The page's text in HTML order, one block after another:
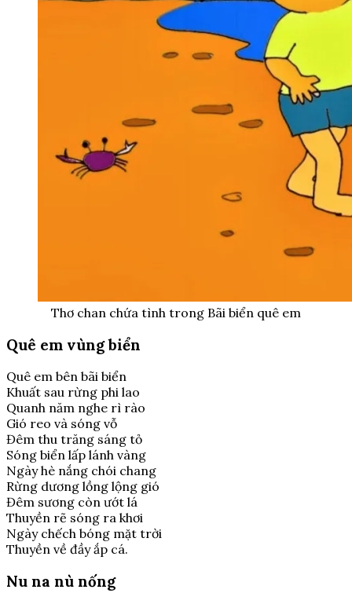
Thơ chan chứa tình trong Bãi biển quê em
Quê em vùng biển
Quê em bên bãi biển
Khuất sau rừng phi lao
Quanh năm nghe rì rào
Gió reo và sóng vỗ
Đêm thu trăng sáng tỏ
Sóng biển lấp lánh vàng
Ngày hè nắng chói chang
Rừng dương lồng lộng gió
Đêm sương còn ướt lá
Thuyền rẽ sóng ra khơi
Ngày chếch bóng mặt trời
Thuyền về đầy ắp cá.
Nu na nù nống